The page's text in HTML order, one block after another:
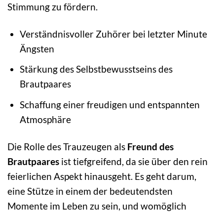
Stimmung zu fördern.
Verständnisvoller Zuhörer bei letzter Minute
Ängsten
Stärkung des Selbstbewusstseins des
Brautpaares
Schaffung einer freudigen und entspannten
Atmosphäre
Die Rolle des Trauzeugen als Freund des
Brautpaares ist tiefgreifend, da sie über den rein
feierlichen Aspekt hinausgeht. Es geht darum,
eine Stütze in einem der bedeutendsten
Momente im Leben zu sein, und womöglich